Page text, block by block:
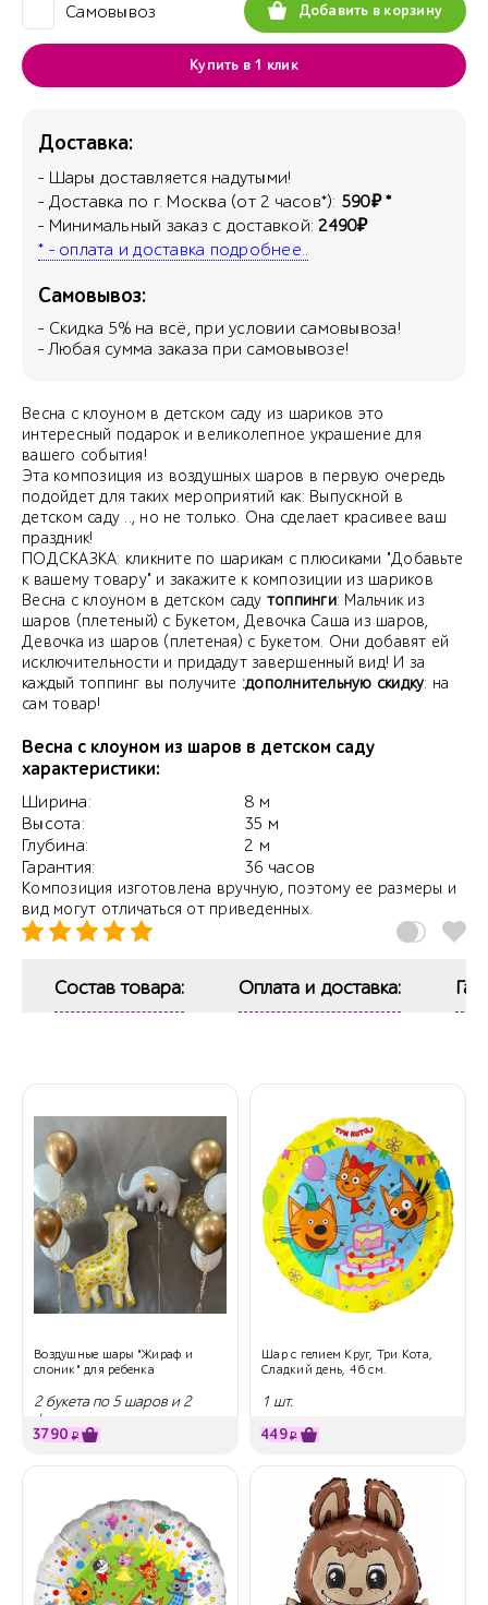
Самовывоз Добавить в корзину
Купить в 1 клик
Доставка:
- Шары доставляется надутыми!
- Доставка по г. Москва (от 2 часов*): 590₽ *
- Минимальный заказ с доставкой:2490₽
* - оплата и доставка подробнее..
Самовывоз:
- Скидка 5% на всё, при условии самовывоза!
- Любая сумма заказа при самовывозе!
Весна с клоуном в детском саду из шариков это
интересный подарок и великолепное украшение для
вашего события!
Эта композиция из воздушных шаров в первую очередь
подойдет для таких мероприятий как: Выпускной в
детском саду .., но не только. Она сделает красивее ваш
праздник!
ПОДСКАЗКА: кликните по шарикам с плюсиками "Добавьте
к вашему товару" и закажите к композиции из шариков
Весна с клоуном в детском саду топпинги: Мальчик из
шаров (плетеный) с Букетом, Девочка Саша из шаров,
Девочка из шаров (плетеная) с Букетом. Они добавят ей
исключительности и придадут завершенный вид! И за
каждый топпинг вы получите :дополнительную скидку: на
сам товар!
Весна с клоуном из шаров в детском саду
характеристики:
Ширина:
Высота:
Глубина:
Гарантия:
8 м
35 м
2 м
36 часов
Композиция изготовлена вручную, поэтому ее размеры и
вид могут отличаться от приведенных.
Состав товара: Оплата и доставка:
Воздушные шары "Жираф и
слоник" для ребенка
2 букета по 5 шаров и 2
фигуры
3790 ₽
Шар с гелием Круг, Три Кота,
Сладкий день, 46 см.
1 шт.
449₽